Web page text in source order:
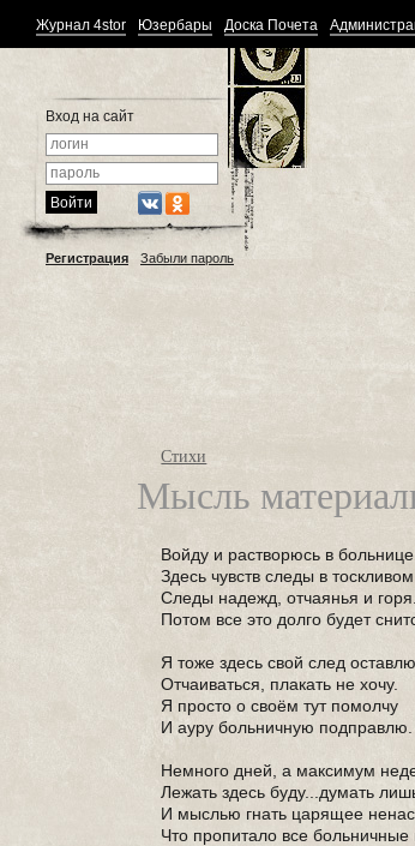
Журнал 4stor Юзербары Доска Почета
Вход на сайт
Регистрация Забыли пароль
Стихи
Мысль
Войду и растворюсь в больнице.
Здесь чувств следы в
Следы надежд, отчаянья и горя.
Потом все это долго будет
Я тоже здесь свой след оставлю.
Отчаиваться, плакать не хочу.
Я просто о своём тут помолчу
И ауру больничную подправлю.
Немного дней, а максимум
Лежать здесь буду...думать
И мыслью гнать царящее
Что пропитало все больничные